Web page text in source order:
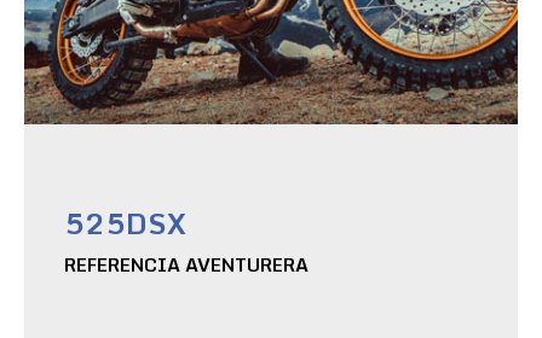
525DSX
REFERENCIA AVENTURERA